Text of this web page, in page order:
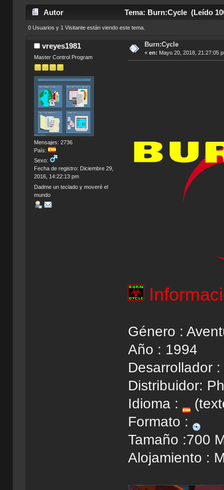
Autor Tema: Burn:Cycle (Leído
0 Usuarios y 1 Visitante están viendo este tema.
vreyes1981
Master Control Program
Mensajes: 2736
País:
Sexo:
Fecha de registro: Diciembre 29,
2016, 14:22:13 pm
Dadme un teclado y moveré el
mundo
Burn:Cycle
« en: Mayo 20, 2018, 21:27:05
Género :
Año : 1994
Desarrollador
Distribuidor:
Idioma :
Formato :
Tamaño :700
Alojamiento :